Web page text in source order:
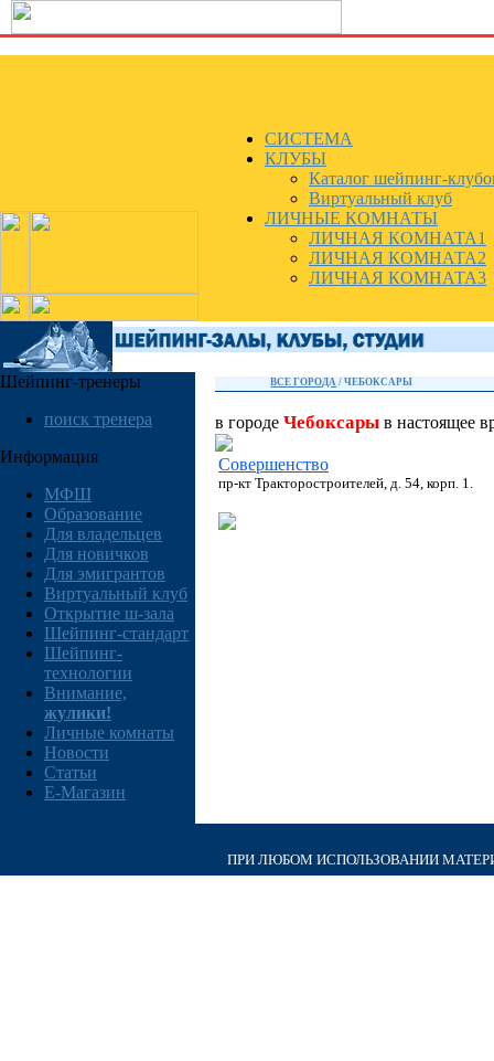
СИСТЕМА
КЛУБЫ
Каталог шейпинг-
Виртуальный клуб
ЛИЧНЫЕ КОМНАТЫ
ЛИЧНАЯ КОМНАТА1
ЛИЧНАЯ КОМНАТА2
ЛИЧНАЯ КОМНАТА3
Шейпинг-тренеры
поиск тренера
Информация
МФШ
Образование
Для владельцев
Для новичков
Для эмигрантов
Виртуальный клуб
Открытие ш-зала
Шейпинг-стандарт
Шейпинг-
технологии
Внимание,
жулики!
Личные комнаты
Новости
Статьи
E-Магазин
ВСЕ ГОРОДА /ЧЕБОКСАРЫ
в городе Чебоксары в настоящее
Совершенство
пр-кт Тракторостроителей, д. 54, корп. 1.
ПРИ ЛЮБОМ ИСПОЛЬЗОВАНИИ